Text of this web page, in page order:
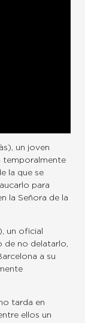
un joven
temporalmente
la que se
para
la Señora de la
un oficial
de no delatarlo,
a su
tarda en
ellos un